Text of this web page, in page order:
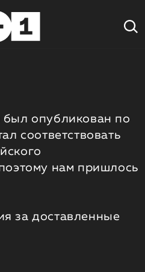
опубликован по
соответствовать
нам пришлось
за доставленные